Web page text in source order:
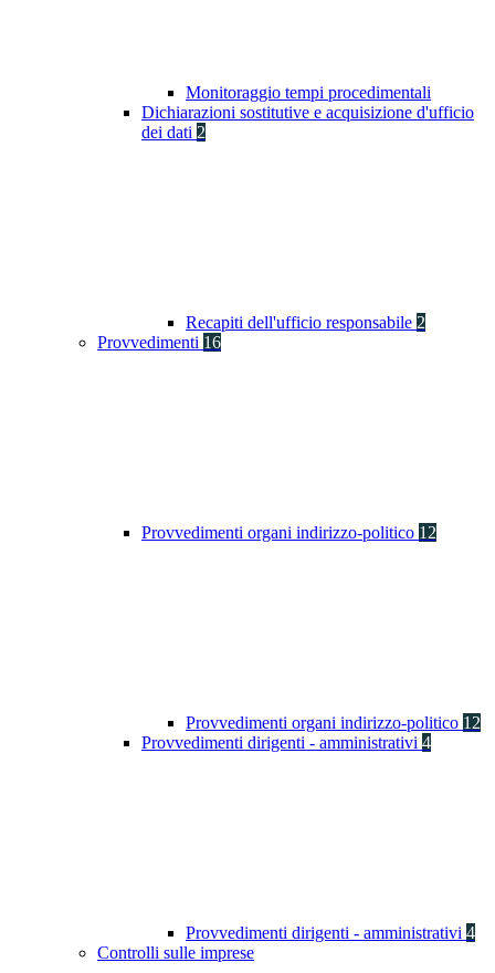
Monitoraggio tempi procedimentali
Dichiarazioni sostitutive e acquisizione d'ufficio
dei dati 2
Recapiti dell'ufficio responsabile 2
Provvedimenti 16
Provvedimenti organi indirizzo-politico 12
Provvedimenti organi indirizzo-politico 12
Provvedimenti dirigenti - amministrativi 4
Provvedimenti dirigenti - amministrativi 4
Controlli sulle imprese